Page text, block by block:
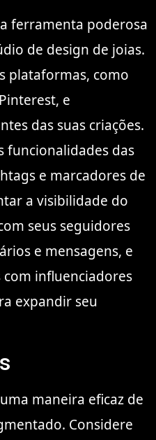
ferramenta poderosa
de design de joias.
plataformas, como
e
das suas criações.
funcionalidades das
e marcadores de
a visibilidade do
seus seguidores
e mensagens, e
influenciadores
expandir seu
maneira eficaz de
Considere